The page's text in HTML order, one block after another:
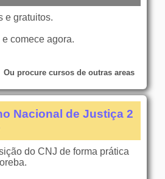
e gratuitos.
comece agora.
Ou procure cursos de outras areas
Nacional de Justiça 2
do CNJ de forma prática